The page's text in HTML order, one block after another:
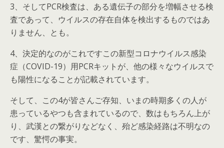
3、そしてPCR検査は、ある遺伝子の部分を増幅させる検
査であって、ウイルスの存在自体を検出するものではあ
りません、とも。
4、決定的なのがこれですこの新型コロナウイルス感染
症（COVID-19）用PCRキットが、他の様々なウイルスで
も陽性になることが記載されています。
そして、この4が皆さんご存知、いまの時期多くの人が
患っているやつも含まれているので、数はもちろん上が
り、武漢との繋がりなどなく、殆ど感染経路は不明なの
です、驚愕の事実。